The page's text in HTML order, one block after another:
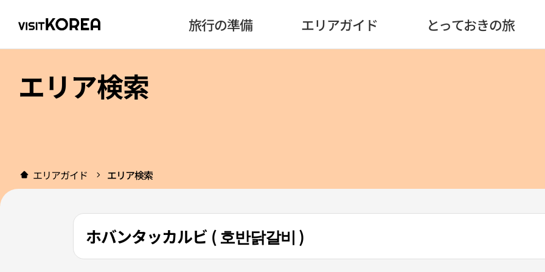
旅行の準備 エリアガイド とっておきの旅
エリア検索
エリアガイド エリア検索
ホバンタッカルビ ( 호반닭갈비 )